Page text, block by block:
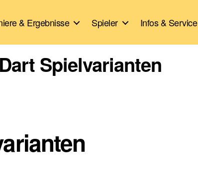
& Ergebnisse Spieler Infos & Service
Dart Spielvarianten